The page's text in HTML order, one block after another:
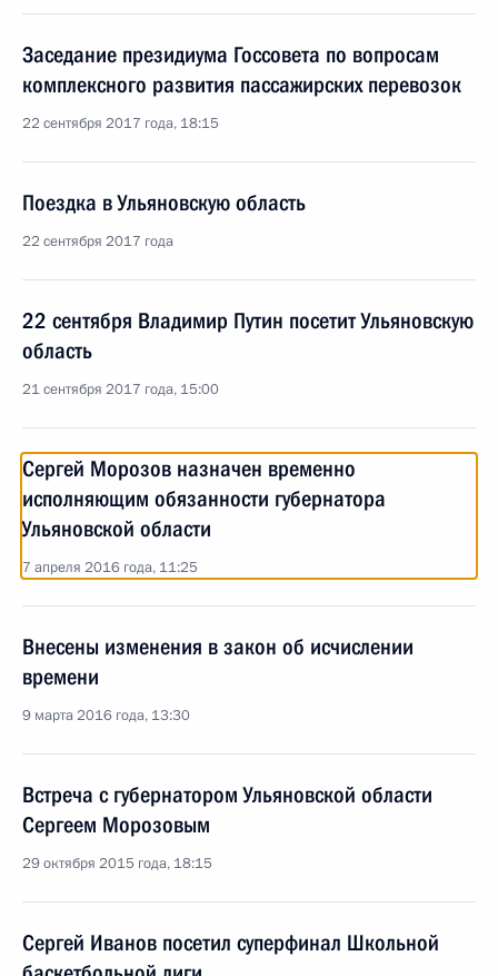
Заседание президиума Госсовета по вопросам
комплексного развития пассажирских перевозок
22 сентября 2017 года, 18:15
Поездка в Ульяновскую область
22 сентября 2017 года
22 сентября Владимир Путин посетит Ульяновскую
область
21 сентября 2017 года, 15:00
Сергей Морозов назначен временно
исполняющим обязанности губернатора
Ульяновской области
7 апреля 2016 года, 11:25
Внесены изменения в закон об исчислении
времени
9 марта 2016 года, 13:30
Встреча с губернатором Ульяновской области
Сергеем Морозовым
29 октября 2015 года, 18:15
Сергей Иванов посетил суперфинал Школьной